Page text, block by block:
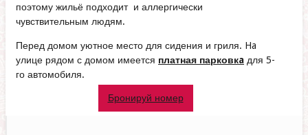
поэтому жильё подходит и аллергически
чувствительным людям.
Перед домом уютное место для сидения и гриля. Ha
улице рядом с домом имеется платная парковкa для 5-
го автомобиля.
Бронируй номер